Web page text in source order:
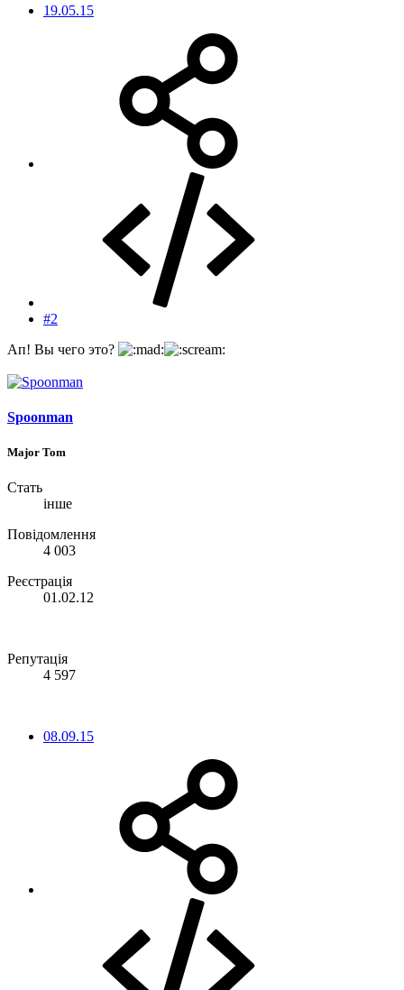
19.05.15
#2
Ап! Вы чего это?
Spoonman
Major Tom
Стать
інше
Повідомлення
4 003
Реєстрація
01.02.12
Репутація
4 597
08.09.15